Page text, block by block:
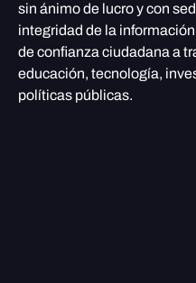
sin ánimo de lucro y con
integridad de la
de confianza ciudadana a
educación, tecnología,
políticas públicas.